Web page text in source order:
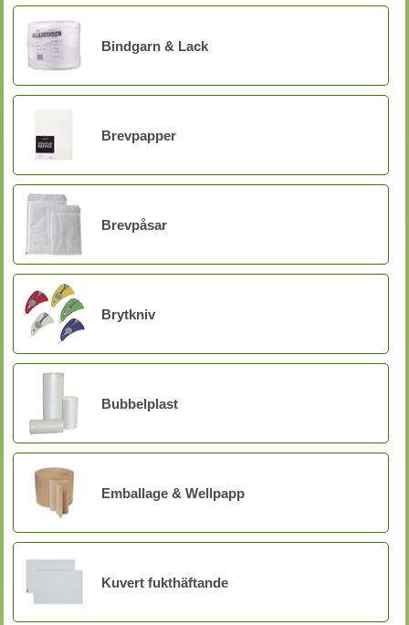
Bindgarn & Lack
Brevpapper
Brevpåsar
Brytkniv
Bubbelplast
Emballage & Wellpapp
Kuvert fukthäftande